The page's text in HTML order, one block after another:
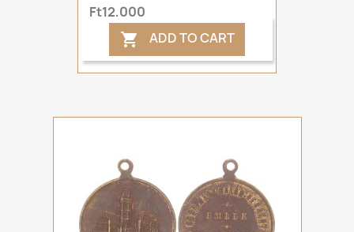
Ft12,000
 ADD TO CART